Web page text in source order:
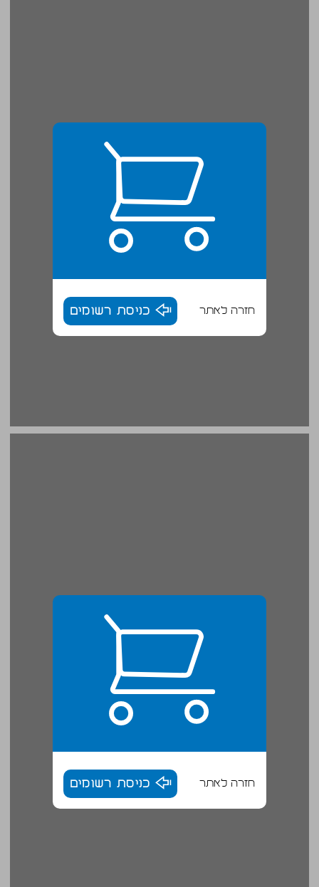
חזרה לאתר כניסת רשומים
חוסיין עלי יונס — מערבית: עידן בריר ... 18
חזרה לאתר כניסת רשומים